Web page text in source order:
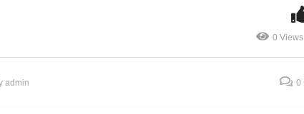
러에서 2조달러대로 낮아질
0 Views
admin 0